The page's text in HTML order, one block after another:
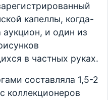
капеллы, когда-
и один из
в частных руках.
составляла 1,5-2
коллекционеров